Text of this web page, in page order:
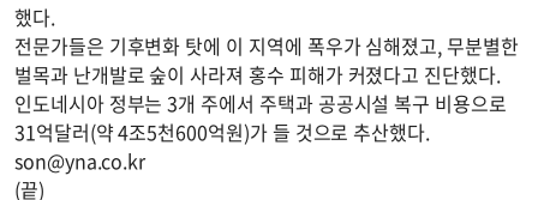
했다.
전문가들은 기후변화 탓에 이 지역에 폭우가 심해졌고, 무분별한
벌목과 난개발로 숲이 사라져 홍수 피해가 커졌다고 진단했다.
인도네시아 정부는 3개 주에서 주택과 공공시설 복구 비용으로
31억달러(약 4조5천600억원)가 들 것으로 추산했다.
son@yna.co.kr
(끝)